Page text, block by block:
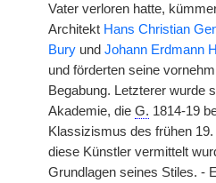
Vater verloren hatte,
Architekt Hans Christian
Bury und Johann Erdmann
und förderten seine
Begabung. Letzterer wurde
Akademie, die G. 1814-19
Klassizismus des frühen
diese Künstler vermittelt
Grundlagen seines Stiles. -